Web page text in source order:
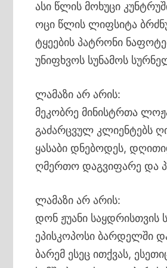
ასი წლის მოხუცი
ოცი წლის ლიფსიტა
ტყეების პატრონი
უნიფხვოს სუნამოს
ლამაზი არ არის:
მეკობრე მინისტრთა
გაძარცვულ კლიენტებს
ყასაბი დნებოდეს,
ღმერთო დაგვიფარე და
ლამაზი არ არის:
დონ ჟუანი საყდრისთვის
ეპისკოპოსი ბარდელში
ბარემ ესეც ითქვას,